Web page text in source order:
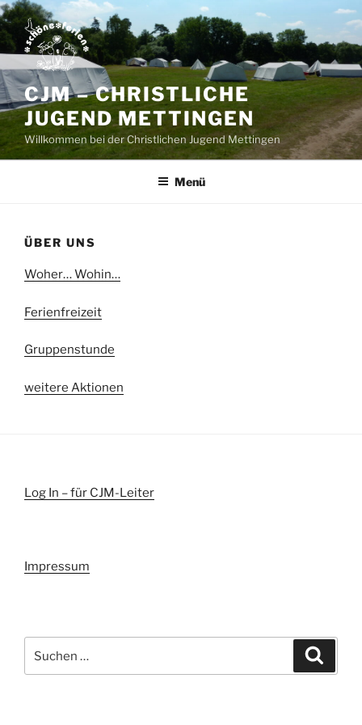
Zum
Inhalt
springen
CJM – CHRISTLICHE
JUGEND METTINGEN
Willkommen bei der Christlichen Jugend Mettingen
Menü
ÜBER UNS
Woher… Wohin…
Ferienfreizeit
Gruppenstunde
weitere Aktionen
Log In – für CJM-Leiter
Impressum
nach: